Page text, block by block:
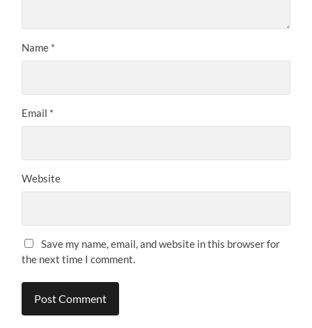
Name *
Email *
Website
Save my name, email, and website in this browser for
the next time I comment.